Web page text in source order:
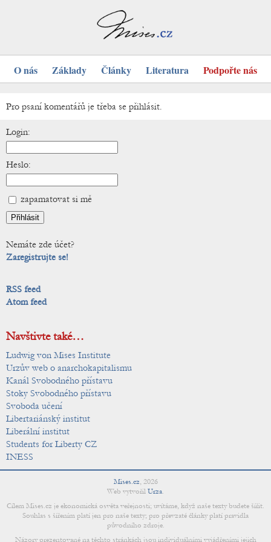
O nás Základy Články Literatura Podpořte nás
Pro psaní komentářů je třeba se přihlásit.
Login:
Heslo:
zapamatovat si mě
Nemáte zde účet?
Zaregistrujte se!
RSS feed
Atom feed
Navštivte také…
Ludwig von Mises Institute
Urzův web o anarchokapitalismu
Kanál Svobodného přístavu
Stoky Svobodného přístavu
Svoboda učení
Libertariánský institut
Liberální institut
Students for Liberty CZ
INESS
Mises.cz, 2026
Web vytvořil Urza.
Cílem Mises.cz je ekonomická osvěta veřejnosti; uvítáme, když naše texty budete šířit.
Souhlas s šířením platí jen pro naše texty; pro převzaté články platí pravidla
původního zdroje.
Názory prezentované na těchto stránkách jsou individuálními vyjádřeními jejich